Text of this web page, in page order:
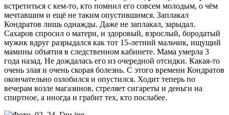
встретиться с кем-то, кто помнил его совсем молодым, о чём
мечтавшим и ещё не таким опустившимся. Заплакал
Кондратов лишь однажды. Даже не заплакал, зарыдал.
Сахаров спросил о матери, и здоровый, взрослый, бородатый
мужик вдруг разрыдался как тот 15-летний мальчик, ищущий
мамины объятия в следственном кабинете. Мама умерла 3
года назад. Не дождалась его из очередной отсидки. Какая-то
очень злая и очень скорая болезнь. С этого времени Кондратов
окончательно озлобился и опустился. Ходит теперь по
вечерам возле магазинов, стреляет сигареты и деньги на
спиртное, а иногда и грабит тех, кто послабее.